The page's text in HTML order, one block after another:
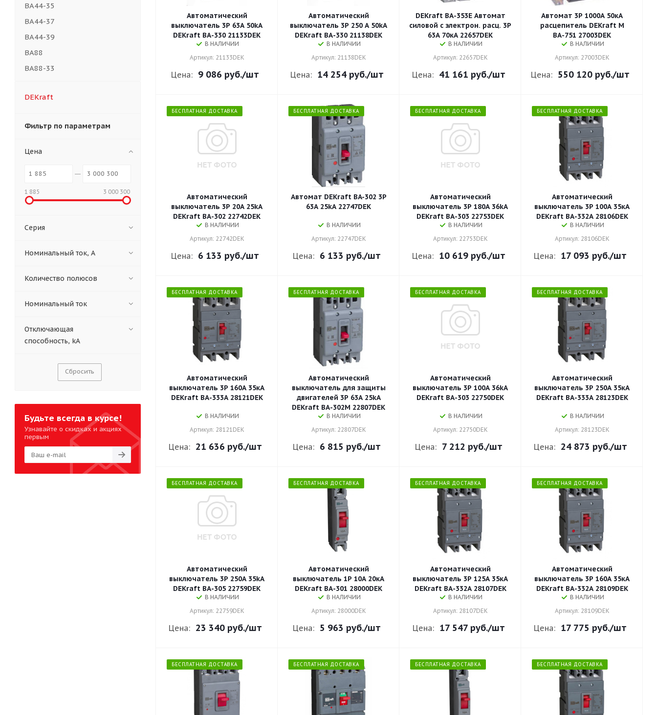
Автоматический
выключатель 3P 63A 50kA
DEKraft ВА-330 21133DEK
В НАЛИЧИИ
Артикул: 21133DEK
Цена: 9 086 руб./шт
Автоматический
выключатель 3P 250 A 50kA
DEKraft ВА-330 21138DEK
В НАЛИЧИИ
Артикул: 21138DEK
Цена: 14 254 руб./шт
DEKraft ВА-353E Автомат
силовой с электрон. расц. 3P
63А 70кА 22657DEK
В НАЛИЧИИ
Артикул: 22657DEK
Цена: 41 161 руб./шт
Автомат 3P 1000А 50кА
расцепитель DEKraft М
ВА-751 27003DEK
В НАЛИЧИИ
Артикул: 27003DEK
Цена: 550 120 руб./шт
БЕСПЛАТНАЯ ДОСТАВКА
Автоматический
выключатель 3P 20A 25kA
DEKraft ВА-302 22742DEK
В НАЛИЧИИ
Артикул: 22742DEK
Цена: 6 133 руб./шт
БЕСПЛАТНАЯ ДОСТАВКА
Автомат DEKraft BA-302 3P
63A 25kA 22747DEK
В НАЛИЧИИ
Артикул: 22747DEK
Цена: 6 133 руб./шт
БЕСПЛАТНАЯ ДОСТАВКА
Автоматический
выключатель 3P 180A 36kA
DEKraft ВА-303 22753DEK
В НАЛИЧИИ
Артикул: 22753DEK
Цена: 10 619 руб./шт
БЕСПЛАТНАЯ ДОСТАВКА
Автоматический
выключатель 3P 100A 35кА
DEKraft ВА-332А 28106DEK
В НАЛИЧИИ
Артикул: 28106DEK
Цена: 17 093 руб./шт
БЕСПЛАТНАЯ ДОСТАВКА
Автоматический
выключатель 3P 160A 35кА
DEKraft ВА-333А 28121DEK
В НАЛИЧИИ
Артикул: 28121DEK
Цена: 21 636 руб./шт
БЕСПЛАТНАЯ ДОСТАВКА
Автоматический
выключатель для защиты
двигателей 3P 63A 25kA
DEKraft ВА-302М 22807DEK
В НАЛИЧИИ
Артикул: 22807DEK
Цена: 6 815 руб./шт
БЕСПЛАТНАЯ ДОСТАВКА
Автоматический
выключатель 3P 100A 36kA
DEKraft ВА-303 22750DEK
В НАЛИЧИИ
Артикул: 22750DEK
Цена: 7 212 руб./шт
БЕСПЛАТНАЯ ДОСТАВКА
Автоматический
выключатель 3P 250A 35кА
DEKraft ВА-333А 28123DEK
В НАЛИЧИИ
Артикул: 28123DEK
Цена: 24 873 руб./шт
БЕСПЛАТНАЯ ДОСТАВКА
Автоматический
выключатель 3P 250A 35kA
DEKraft ВА-305 22759DEK
В НАЛИЧИИ
Артикул: 22759DEK
Цена: 23 340 руб./шт
БЕСПЛАТНАЯ ДОСТАВКА
Автоматический
выключатель 1P 10A 20кА
DEKraft ВА-301 28000DEK
В НАЛИЧИИ
Артикул: 28000DEK
Цена: 5 963 руб./шт
БЕСПЛАТНАЯ ДОСТАВКА
Автоматический
выключатель 3P 125A 35кА
DEKraft ВА-332А 28107DEK
В НАЛИЧИИ
Артикул: 28107DEK
Цена: 17 547 руб./шт
БЕСПЛАТНАЯ ДОСТАВКА
Автоматический
выключатель 3P 160A 35кА
DEKraft ВА-332А 28109DEK
В НАЛИЧИИ
Артикул: 28109DEK
Цена: 17 775 руб./шт
БЕСПЛАТНАЯ ДОСТАВКА БЕСПЛАТНАЯ ДОСТАВКА БЕСПЛАТНАЯ ДОСТАВКА БЕСПЛАТНАЯ ДОСТАВКА
ВА44-35
ВА44-37
ВА44-39
ВА88
ВА88-33
DEKraft
Фильтр по параметрам
Цена
1 885 3 000 300
Серия
Номинальный ток, А
Количество полюсов
Номинальный ток
Отключающая
способность, kA
Сбросить
Будьте всегда в курсе!
Узнавайте о скидках и акциях
первым